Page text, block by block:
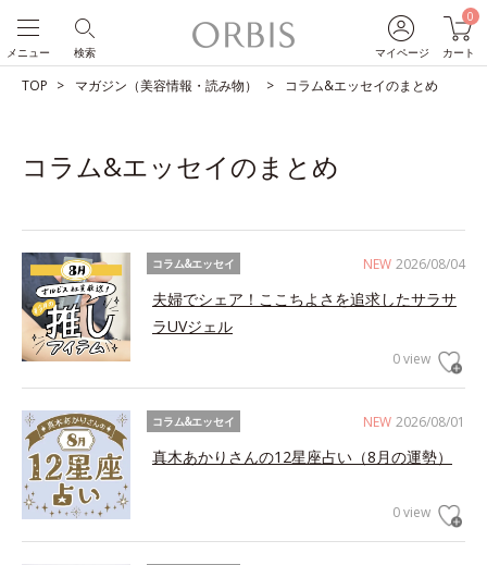
マイページ
0
カート
検索
メニュー
TOP マガジン（美容情報・読み物） コラム&エッセイのまとめ
コラム&エッセイのまとめ
NEW 2026/08/04
コラム&エッセイ
夫婦でシェア！ここちよさを追求したサラサ
ラUVジェル
0 view
NEW 2026/08/01
コラム&エッセイ
真木あかりさんの12星座占い（8月の運勢）
0 view